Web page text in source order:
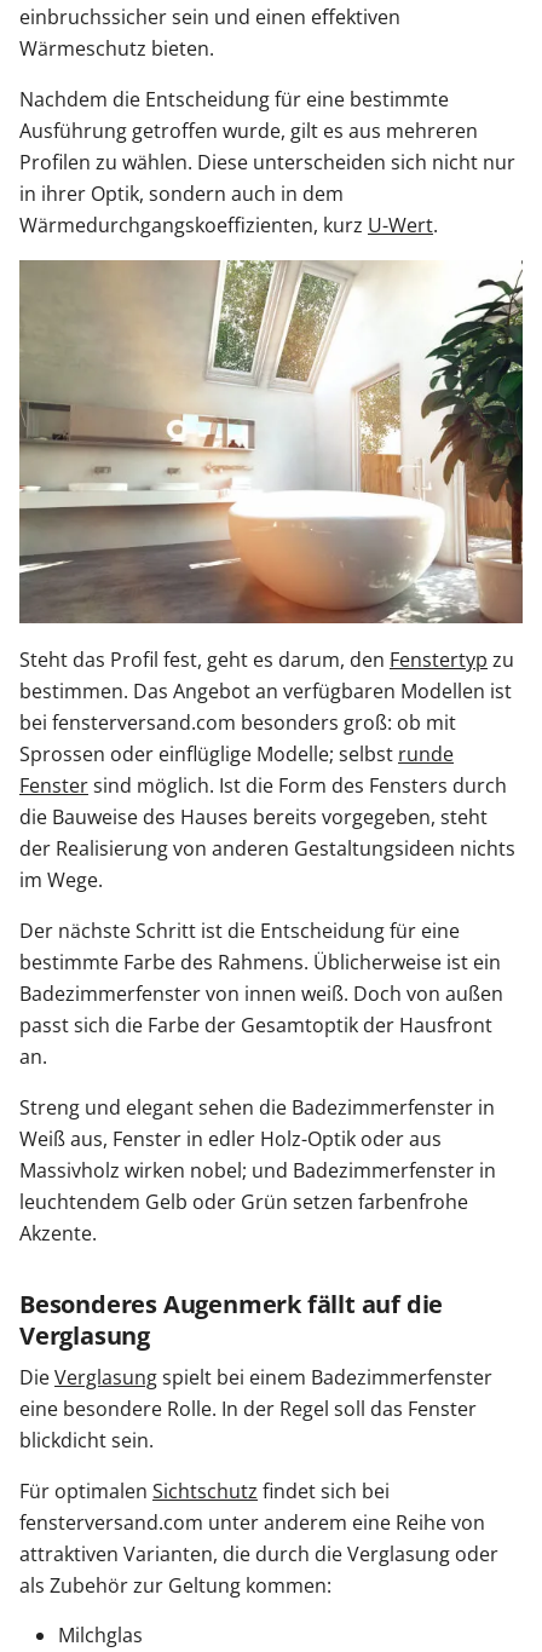
einbruchssicher sein und einen effektiven
Wärmeschutz bieten.
Nachdem die Entscheidung für eine bestimmte
Ausführung getroffen wurde, gilt es aus mehreren
Profilen zu wählen. Diese unterscheiden sich nicht nur
in ihrer Optik, sondern auch in dem
Wärmedurchgangskoeffizienten, kurz U-Wert.
Steht das Profil fest, geht es darum, den Fenstertyp zu
bestimmen. Das Angebot an verfügbaren Modellen ist
bei fensterversand.com besonders groß: ob mit
Sprossen oder einflüglige Modelle; selbst runde
Fenstersind möglich. Ist die Form des Fensters durch
die Bauweise des Hauses bereits vorgegeben, steht
der Realisierung von anderen Gestaltungsideen nichts
im Wege.
Der nächste Schritt ist die Entscheidung für eine
bestimmte Farbe des Rahmens. Üblicherweise ist ein
Badezimmerfenster von innen weiß. Doch von außen
passt sich die Farbe der Gesamtoptik der Hausfront
an.
Streng und elegant sehen die Badezimmerfenster in
Weiß aus, Fenster in edler Holz-Optik oder aus
Massivholz wirken nobel; und Badezimmerfenster in
leuchtendem Gelb oder Grün setzen farbenfrohe
Akzente.
Besonderes Augenmerk fällt auf die
Verglasung
DieVerglasungspielt bei einem Badezimmerfenster
eine besondere Rolle. In der Regel soll das Fenster
blickdicht sein.
Für optimalen Sichtschutz findet sich bei
fensterversand.com unter anderem eine Reihe von
attraktiven Varianten, die durch die Verglasung oder
als Zubehör zur Geltung kommen:
Milchglas